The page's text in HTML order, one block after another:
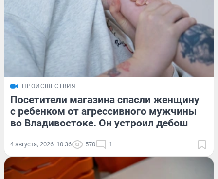
ПРОИСШЕСТВИЯ
Посетители магазина спасли женщину
с ребенком от агрессивного мужчины
во Владивостоке. Он устроил дебош
4 августа, 2026, 10:36 570 1